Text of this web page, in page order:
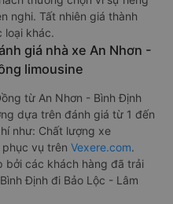
nghi. Tất nhiên giá thành
loại khác.
giá nhà xe An Nhơn -
limousine
từ An Nhơn - Bình Định
dựa trên đánh giá từ 1 đến
như: Chất lượng xe
vụ trên Vexere.com.
các khách hàng đã trải
Định đi Bảo Lộc - Lâm